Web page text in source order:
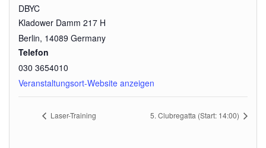
DBYC
Kladower Damm 217 H
Berlin, 14089 Germany
Telefon
030 3654010
Veranstaltungsort-Website anzeigen
Laser-Training 5. Clubregatta (Start: 14:00)